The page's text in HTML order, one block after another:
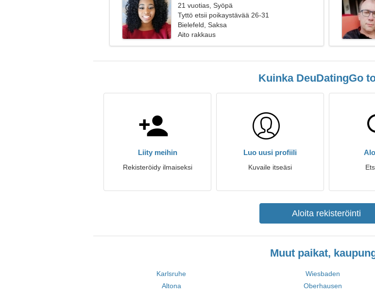
21 vuotias, Syöpä
Tyttö etsii poikaystävää 26-31
Bielefeld, Saksa
Aito rakkaus
Kuinka DeuDatingGo
Liity meihin
Rekisteröidy ilmaiseksi
Luo uusi profiili
Kuvaile itseäsi
Aloita rekisteröinti
Muut paikat,
Karlsruhe Wiesbaden
Altona
Oberhausen